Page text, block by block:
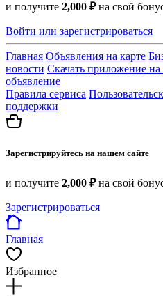
и получите 2,000 ₽на свой
Войти или зарегистрироваться
Главная Объявления на карте
новости Скачать приложение на
объявление
Правила сервиса
поддержки
Зарегистрируйтесь на нашем сайте
и получите 2,000 ₽на свой
Зарегистрироваться
Главная
Избранное